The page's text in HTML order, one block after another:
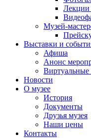
Лекции
Музей-
Выставки и
Афиша
Анонс
Виртуальные
Новости
О музее
История
Документы
Друзья музея
Наши цены
Контакты